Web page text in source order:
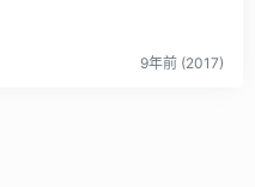
9年前 (2017)